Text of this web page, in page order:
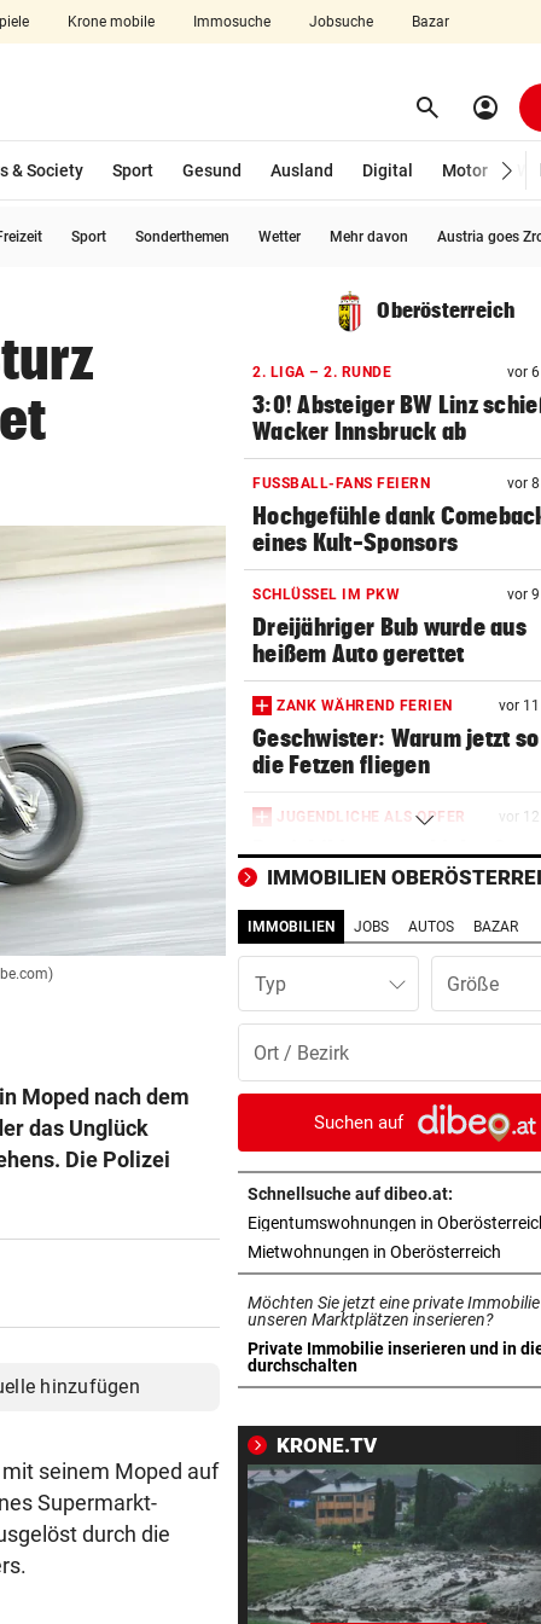
Krone mobile Immosuche Jobsuche Bazar
aufklappen search Suchen
account_circle
& Society Sport Gesund Ausland Digital Motor
Sport Sonderthemen Wetter Mehr davon Austria goes
Moped nach dem
das Unglück
Die Polizei
hinzufügen
seinem Moped auf
Supermarkt-
durch die
Oberösterreich
2. LIGA – 2. RUNDE vor
3:0! Absteiger BW Linz
Wacker Innsbruck ab
FUSSBALL-FANS FEIERN vor
Hochgefühle dank
eines Kult-Sponsors
SCHLÜSSEL IM PKW vor
Dreijähriger Bub wurde aus
heißem Auto gerettet
ZANK WÄHREND FERIEN vor
Geschwister: Warum jetzt
die Fetzen fliegen
JUGENDLICHE ALS OPFER vor
Penisbilder verschickt: So
reagierten die Vereine
ABER KEIN MORDVERSUCH vor 13
Messerstecher muss für
Jahre ins Gefängnis
vor
ohne Bergeinsatz
ERHÖHTE WERTE: vor
Der nächste Badesee muss
geschlossen werden
OBERÖSTERREICH vor 15
„Wer will mich?“: Diese
haben kein Zuhause
FEUERWEHR-AUSSTATTER
Geschäft von Rosenbauer
NEUES MODELL vor 16
Regeln bei Deutschkursen
jetzt verschärft
CHEF VON VERSICHERUNG: vor
IMMOBILIEN
IMMOBILIEN JOBS AUTOS BAZAR
Typ
Suchen auf
Schnellsuche auf dibeo.at:
Eigentumswohnungen in
Mietwohnungen in Oberösterreich
Möchten Sie jetzt eine private
unseren Marktplätzen inserieren?
Private Immobilie inserieren und in
durchschalten
in neuem Tab öffnen
KRONE.TV